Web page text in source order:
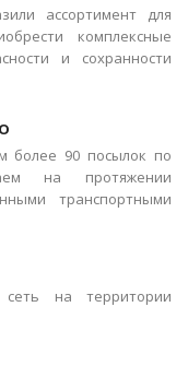
ассортимент для
комплексные
и сохранности
более 90 посылок по
на протяжении
транспортными
на территории